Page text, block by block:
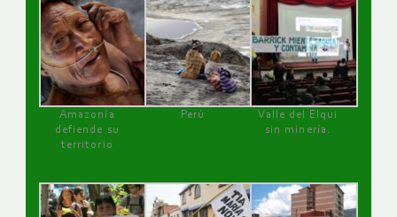
Amazonía
defiende su
territorio
Perú
Valle del Elqui
sin minería.